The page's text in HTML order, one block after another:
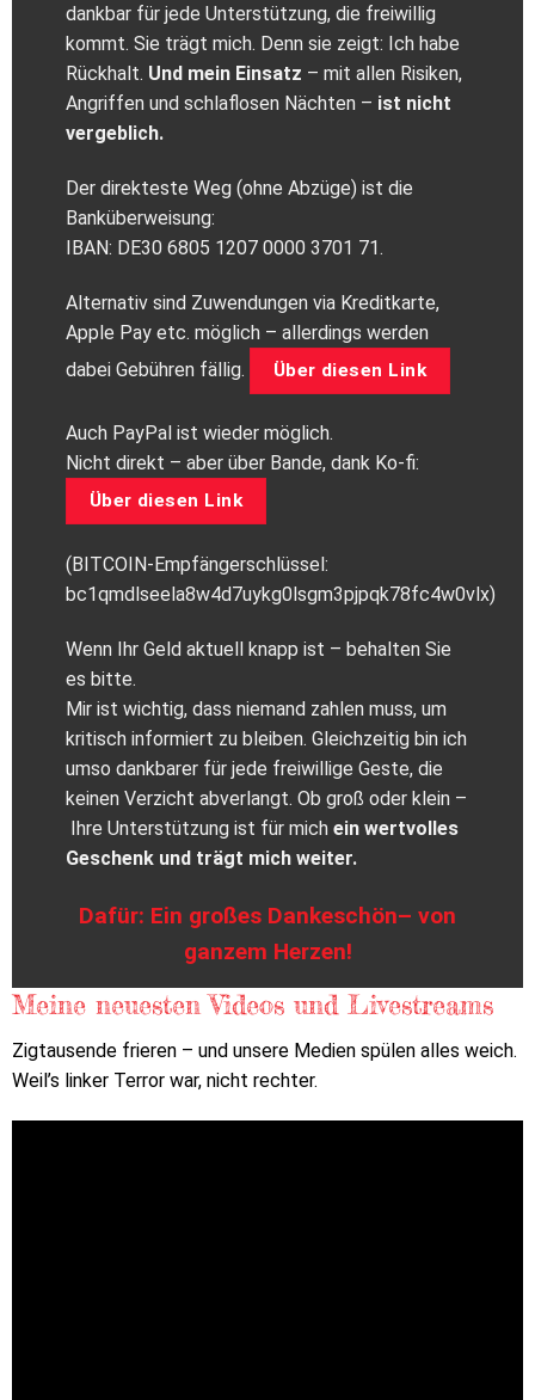
dankbar für jede Unterstützung, die freiwillig
kommt. Sie trägt mich. Denn sie zeigt: Ich habe
Rückhalt. Und mein Einsatz – mit allen Risiken,
Angriffen und schlaflosen Nächten – ist nicht
vergeblich.
Der direkteste Weg (ohne Abzüge) ist die
Banküberweisung:
IBAN: DE30 6805 1207 0000 3701 71.
Alternativ sind Zuwendungen via Kreditkarte,
Apple Pay etc. möglich – allerdings werden
dabei Gebühren fällig.
Über diesen Link
Auch PayPal ist wieder möglich.
Nicht direkt – aber über Bande, dank Ko-fi:
Über diesen Link
(BITCOIN-Empfängerschlüssel:
bc1qmdlseela8w4d7uykg0lsgm3pjpqk78fc4w0vlx)
Wenn Ihr Geld aktuell knapp ist – behalten Sie
es bitte.
Mir ist wichtig, dass niemand zahlen muss, um
kritisch informiert zu bleiben. Gleichzeitig bin ich
umso dankbarer für jede freiwillige Geste, die
keinen Verzicht abverlangt. Ob groß oder klein –
Ihre Unterstützung ist für mich ein wertvolles
Geschenk und trägt mich weiter.
Dafür: Ein großes Dankeschön– von
ganzem Herzen!
Meine neuesten Videos und Livestreams
Zigtausende frieren – und unsere Medien spülen alles weich.
Weil’s linker Terror war, nicht rechter.